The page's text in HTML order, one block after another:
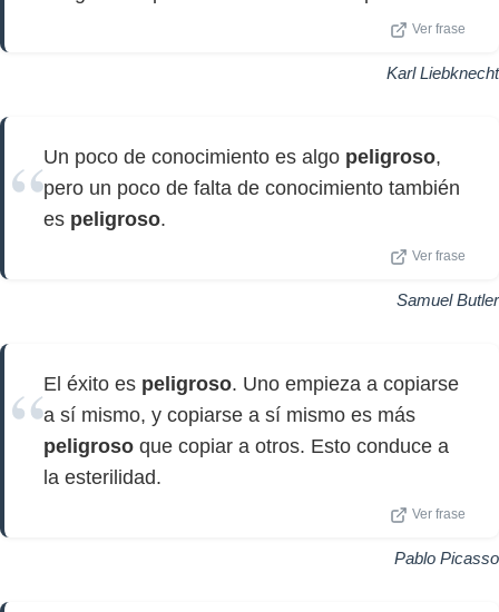
Ver frase
Karl Liebknecht
Un poco de conocimiento es algo peligroso,
pero un poco de falta de conocimiento también
es peligroso.
Ver frase
Samuel Butler
El éxito es peligroso. Uno empieza a copiarse
a sí mismo, y copiarse a sí mismo es más
peligroso que copiar a otros. Esto conduce a
la esterilidad.
Ver frase
Pablo Picasso